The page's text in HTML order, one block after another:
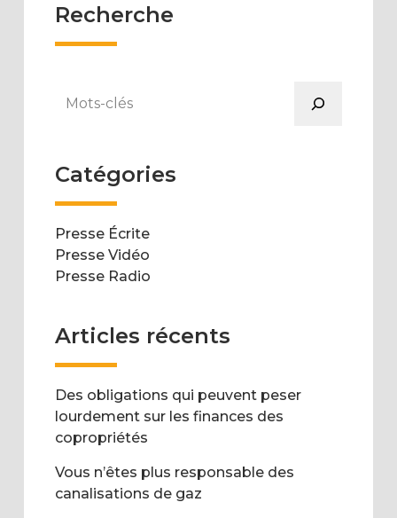
Recherche
Catégories
Presse Écrite
Presse Vidéo
Presse Radio
Articles récents
Des obligations qui peuvent peser
lourdement sur les finances des
copropriétés
Vous n’êtes plus responsable des
canalisations de gaz